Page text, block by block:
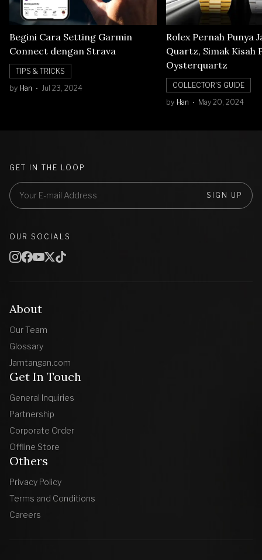
Begini Cara Setting Garmin
Connect dengan Strava
TIPS & TRICKS
by Han Jul 23, 2024
Rolex Pernah Punya
Quartz, Simak Kisah
Oysterquartz
COLLECTOR'S GUIDE
by Han May 20, 2024
About
Our Team
Glossary
Jamtangan.com
Get In Touch
General Inquiries
Partnership
Corporate Order
Offline Store
Others
Privacy Policy
Terms and Conditions
Careers
GET IN THE LOOP
SIGN UP
OUR SOCIALS